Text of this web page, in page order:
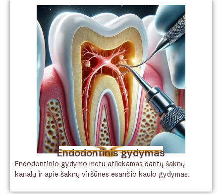
Endodontinis gydymas
Endodontinio gydymo metu atliekamas dantų šaknų
kanalų ir apie šaknų viršūnes esančio kaulo gydymas.